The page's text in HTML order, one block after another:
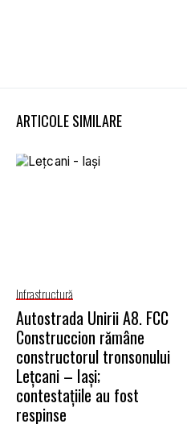
ARTICOLE SIMILARE
Infrastructură
Autostrada Unirii A8. FCC
Construccion rămâne
constructorul tronsonului
Lețcani – Iași;
contestațiile au fost
respinse